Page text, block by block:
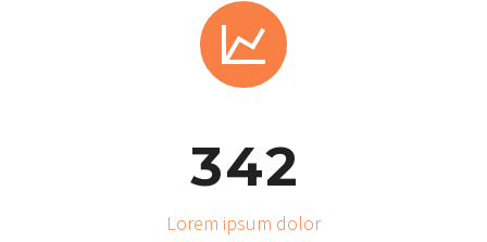


342
Lorem ipsum dolor